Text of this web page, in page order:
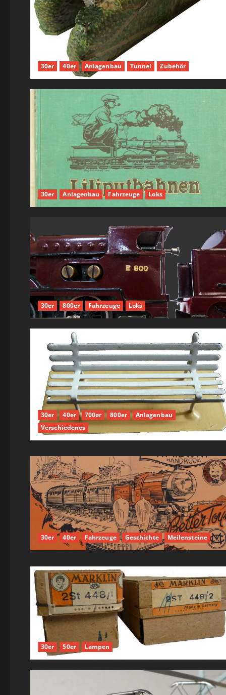
30er 40er Anlagenbau Tunnel Zubehör
30er Anlagenbau Fahrzeuge Loks
30er 800er Fahrzeuge Loks
30er 40er 700er 800er
Anlagenbau
Verschiedenes
30er 40er Fahrzeuge Geschichte Meilensteine
30er 50er Lampen